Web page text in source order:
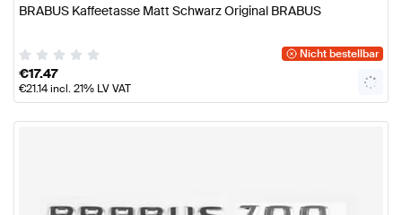
BRABUS Kaffeetasse Matt Schwarz Original BRABUS
Nicht bestellbar
€17.47
€21.14incl. 21% LV VAT